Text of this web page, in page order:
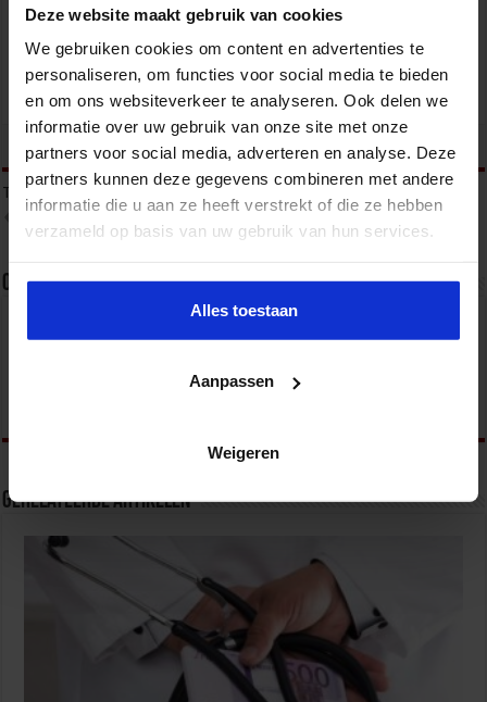
Deze website maakt gebruik van cookies
We gebruiken cookies om content en advertenties te
personaliseren, om functies voor social media te bieden
en om ons websiteverkeer te analyseren. Ook delen we
informatie over uw gebruik van onze site met onze
partners voor social media, adverteren en analyse. Deze
partners kunnen deze gegevens combineren met andere
informatie die u aan ze heeft verstrekt of die ze hebben
verzameld op basis van uw gebruik van hun services.
Alles toestaan
Aanpassen
Weigeren
ZORG
tweet
Tags
Over admin
Gerelateerde Artikelen